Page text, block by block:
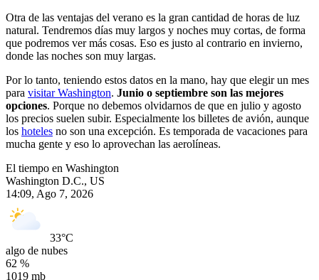
Otra de las ventajas del verano es la gran cantidad de horas de luz
natural. Tendremos días muy largos y noches muy cortas, de forma
que podremos ver más cosas. Eso es justo al contrario en invierno,
donde las noches son muy largas.
Por lo tanto, teniendo estos datos en la mano, hay que elegir un mes
para visitar Washington. Junio o septiembre son las mejores
opciones. Porque no debemos olvidarnos de que en julio y agosto
los precios suelen subir. Especialmente los billetes de avión, aunque
los hoteles no son una excepción. Es temporada de vacaciones para
mucha gente y eso lo aprovechan las aerolíneas.
El tiempo en Washington
Washington D.C., US
14:09, Ago 7, 2026
33°C
algo de nubes
62 %
1019 mb